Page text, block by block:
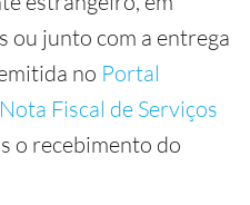
ou junto com a entrega
no Portal
Fiscal de Serviços
o recebimento do